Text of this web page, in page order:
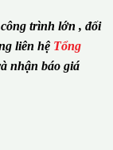
trình lớn , đối
liên hệ Tổng
nhận báo giá